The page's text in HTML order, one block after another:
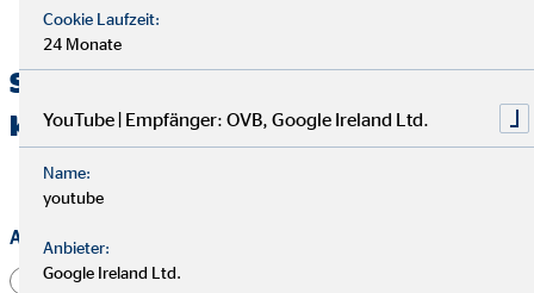
Service, auf den du dich verlassen
kannst.
Anrede
Herr
Cookie Laufzeit:
24 Monate
YouTube | Empfänger: OVB, Google Ireland Ltd.
Name:
youtube
Anbieter:
Google Ireland Ltd.